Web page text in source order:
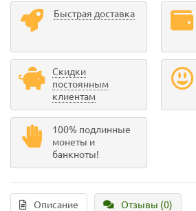
Быстрая доставка
Скидки
постоянным
клиентам
100% подлинные
монеты и
банкноты!
Описание Отзывы (0)